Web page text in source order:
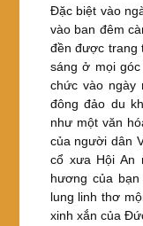
Đặc biệt vào
vào ban đêm
đền được trang
sáng ở mọi
chức vào ngày
đông đảo du
như một văn
của người dân
cổ xưa Hội An
hương của
lung linh thơ
xinh xắn của